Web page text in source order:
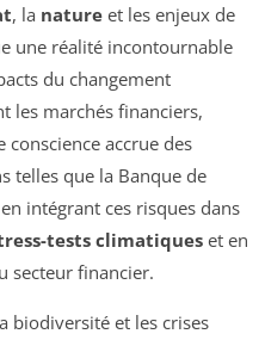
, la nature et les enjeux de
une réalité incontournable
du changement
les marchés financiers,
conscience accrue des
telles que la Banque de
intégrant ces risques dans
tests climatiqueset en
secteur financier.
biodiversité et les crises